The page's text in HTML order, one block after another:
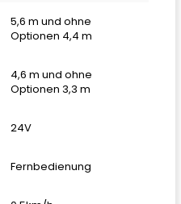
5,6 m und ohne
Optionen 4,4 m
4,6 m und ohne
Optionen 3,3 m
24V
Fernbedienung